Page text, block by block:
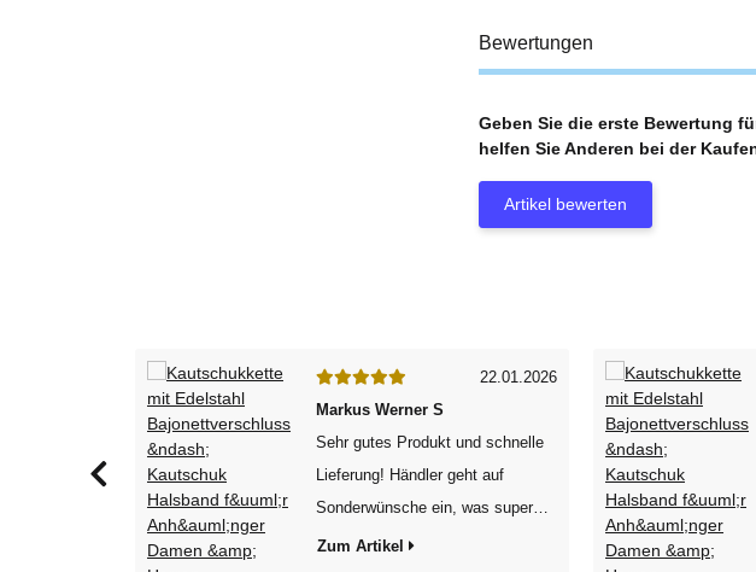
Bewertungen
Geben Sie die erste Bewertung
helfen Sie Anderen bei der
Artikel bewerten
22.01.2026
Markus Werner S
Sehr gutes Produkt und schnelle
Lieferung! Händler geht auf
Sonderwünsche ein, was super
ist. Vielen Dank, gerne wieder..
Zum Artikel